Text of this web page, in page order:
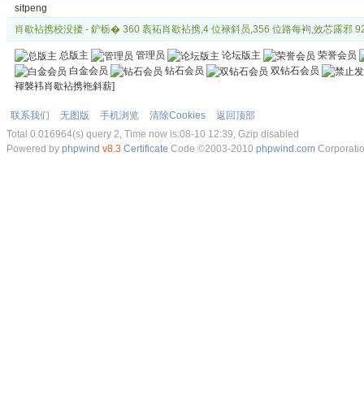
sitpeng
肖歇袩携校没搂 - 鈩栃� 360 袠袥肖歇袩携,4 位禄斜员,356 位路每袧,效芯露邪
总版主 管理员 论坛版主
荣誉会员
白金会员
钻石会员
双钻石会员
褌褩袆肖歇袩携袘斜薪]
联系我们 无图版 手机浏览 清除Cookies
返回顶部
Total 0.016964(s) query 2, Time now is:08-10 12:39, Gzip disabled
Powered by phpwind v8.3 Certificate Code ©2003-2010 phpwind.com